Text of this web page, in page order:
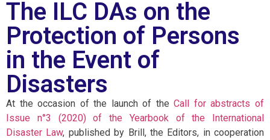
The ILC DAs on the
Protection of Persons
in the Event of
Disasters
At the occasion of the launch of theCall for abstracts of
Issue n°3 (2020) of the Yearbook of the International
Disaster Law, published by Brill, the Editors, in cooperation